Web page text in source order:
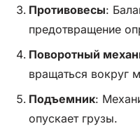
Противовесы:
предотвращение
Поворотный
вращаться вокруг
Подъемник:
опускает грузы.